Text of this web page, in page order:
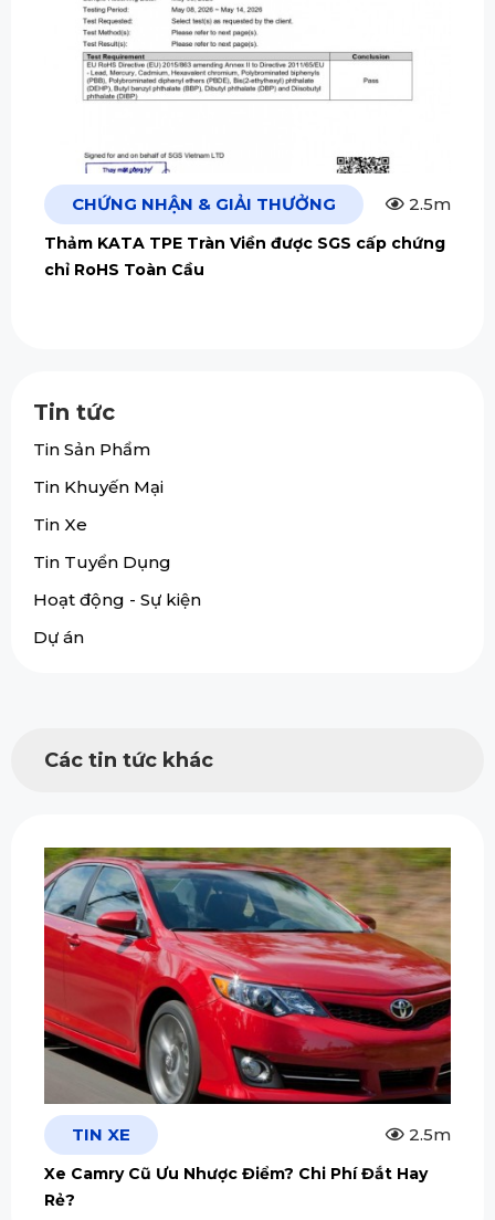
CHỨNG NHẬN & GIẢI THƯỞNG 2.5m
Thảm KATA TPE Tràn Viền được SGS cấp chứng
chỉ RoHS Toàn Cầu
Tin tức
Tin Sản Phẩm
Tin Khuyến Mại
Tin Xe
Tin Tuyển Dụng
Hoạt động - Sự kiện
Dự án
Các tin tức khác
TIN XE 2.5m
Xe Camry Cũ Ưu Nhược Điểm? Chi Phí Đắt Hay
Rẻ?